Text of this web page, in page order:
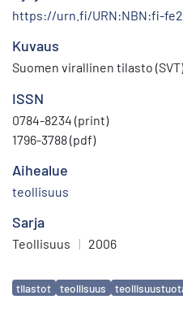
https://urn.fi/URN:NBN:fi-
Kuvaus
Suomen virallinen tilasto (SVT)
ISSN
0784-8234 (print)
1796-3788 (pdf)
Aihealue
teollisuus
Sarja
Teollisuus | 2006
Avainsanat
tilastot teollisuus